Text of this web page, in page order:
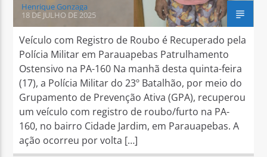
Henrique Gonzaga
18 DE JULHO DE 2025
Veículo com Registro de Roubo é Recuperado pela
Polícia Militar em Parauapebas Patrulhamento
Ostensivo na PA-160 Na manhã desta quinta-feira
(17), a Polícia Militar do 23º Batalhão, por meio do
Grupamento de Prevenção Ativa (GPA), recuperou
um veículo com registro de roubo/furto na PA-
160, no bairro Cidade Jardim, em Parauapebas. A
ação ocorreu por volta […]